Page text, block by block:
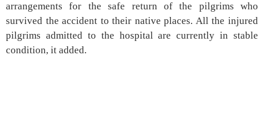
arrangements for the safe return of the pilgrims who
survived the accident to their native places. All the injured
pilgrims admitted to the hospital are currently in stable
condition, it added.